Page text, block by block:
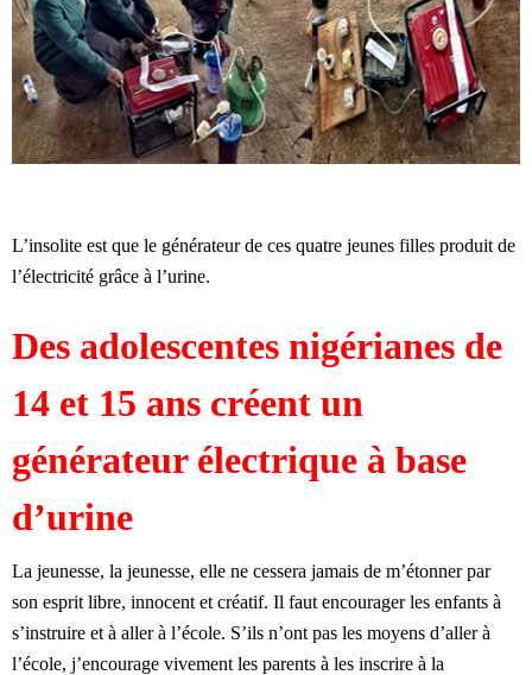
L’insolite est que le générateur de ces quatre jeunes filles produit de
l’électricité grâce à l’urine.
Des adolescentes nigérianes de
14 et 15 ans créent un
générateur électrique à base
d’urine
La jeunesse, la jeunesse, elle ne cessera jamais de m’étonner par
son esprit libre, innocent et créatif. Il faut encourager les enfants à
s’instruire et à aller à l’école. S’ils n’ont pas les moyens d’aller à
l’école, j’encourage vivement les parents à les inscrire à la